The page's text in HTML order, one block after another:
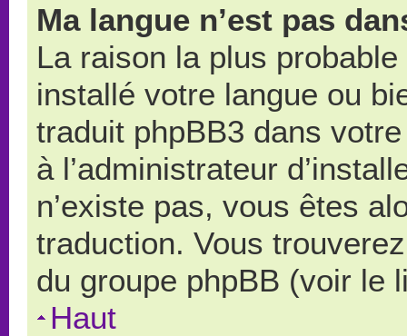
Ma langue n’est pas
La raison la plus probable
installé votre langue ou
traduit phpBB3 dans
à l’administrateur
n’existe pas, vous êtes
traduction. Vous
du groupe phpBB (voir le
Haut